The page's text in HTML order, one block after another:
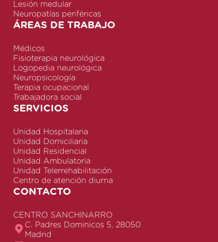
Lesión medular
Neuropatías periféricas
ÁREAS DE TRABAJO
Médicos
Fisioterapia neurológica
Logopedia neurológica
Neuropsicología
Terapia ocupacional
Trabajadora social
SERVICIOS
Unidad Hospitalaria
Unidad Domiciliaria
Unidad Residencial
Unidad Ambulatoria
Unidad Telerrehabilitación
Centro de atención diurna
CONTACTO
CENTRO SANCHINARRO
C. Padres Dominicos 5, 28050
Madrid